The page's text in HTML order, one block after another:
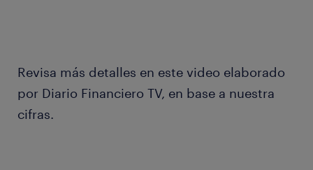
Revisa más detalles en este video elaborado
por Diario Financiero TV, en base a nuestra
cifras.